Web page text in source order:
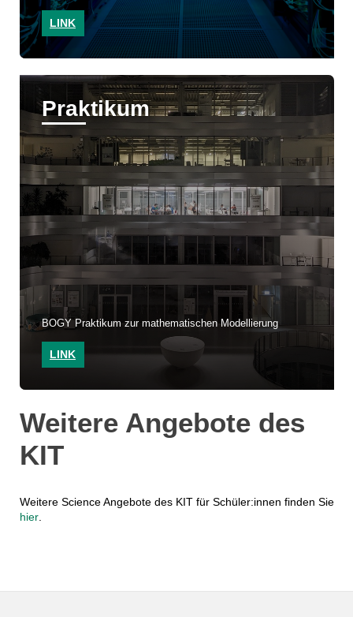
LINK
Praktikum
BOGY Praktikum zur mathematischen Modellierung
LINK
Weitere Angebote des
KIT
Weitere Science Angebote des KIT für Schüler:innen finden Sie
hier.